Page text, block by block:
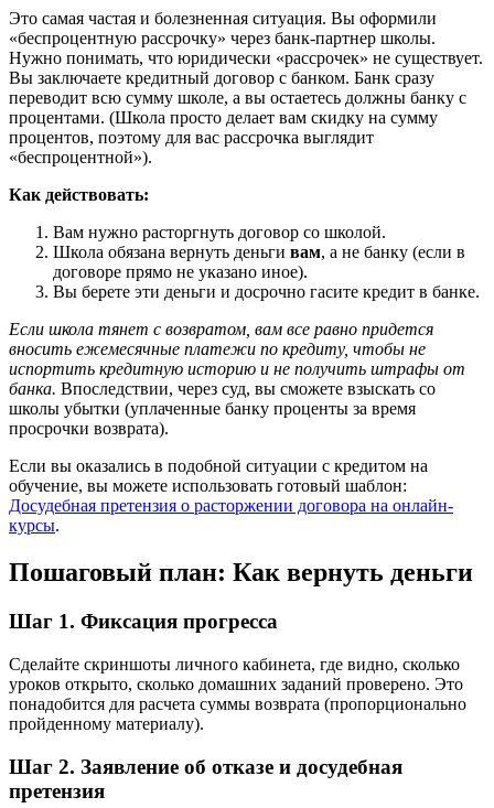
Это самая частая и болезненная ситуация. Вы оформили
«беспроцентную рассрочку» через банк-партнер школы.
Нужно понимать, что юридически «рассрочек» не существует.
Вы заключаете кредитный договор с банком. Банк сразу
переводит всю сумму школе, а вы остаетесь должны банку с
процентами. (Школа просто делает вам скидку на сумму
процентов, поэтому для вас рассрочка выглядит
«беспроцентной»).
Как действовать:
Вам нужно расторгнуть договор со школой.
Школа обязана вернуть деньги вам, а не банку (если в
договоре прямо не указано иное).
Вы берете эти деньги и досрочно гасите кредит в банке.
Если школа тянет с возвратом, вам все равно придется
вносить ежемесячные платежи по кредиту, чтобы не
испортить кредитную историю и не получить штрафы от
банка. Впоследствии, через суд, вы сможете взыскать со
школы убытки (уплаченные банку проценты за время
просрочки возврата).
Если вы оказались в подобной ситуации с кредитом на
обучение, вы можете использовать готовый шаблон:
Досудебная претензия о расторжении договора на онлайн-
курсы.
Пошаговый план: Как вернуть деньги
Шаг 1. Фиксация прогресса
Сделайте скриншоты личного кабинета, где видно, сколько
уроков открыто, сколько домашних заданий проверено. Это
понадобится для расчета суммы возврата (пропорционально
пройденному материалу).
Шаг 2. Заявление об отказе и досудебная
претензия